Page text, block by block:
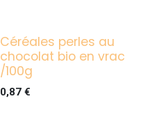
Céréales perles au
chocolat bio en vrac
/100g
0,87€